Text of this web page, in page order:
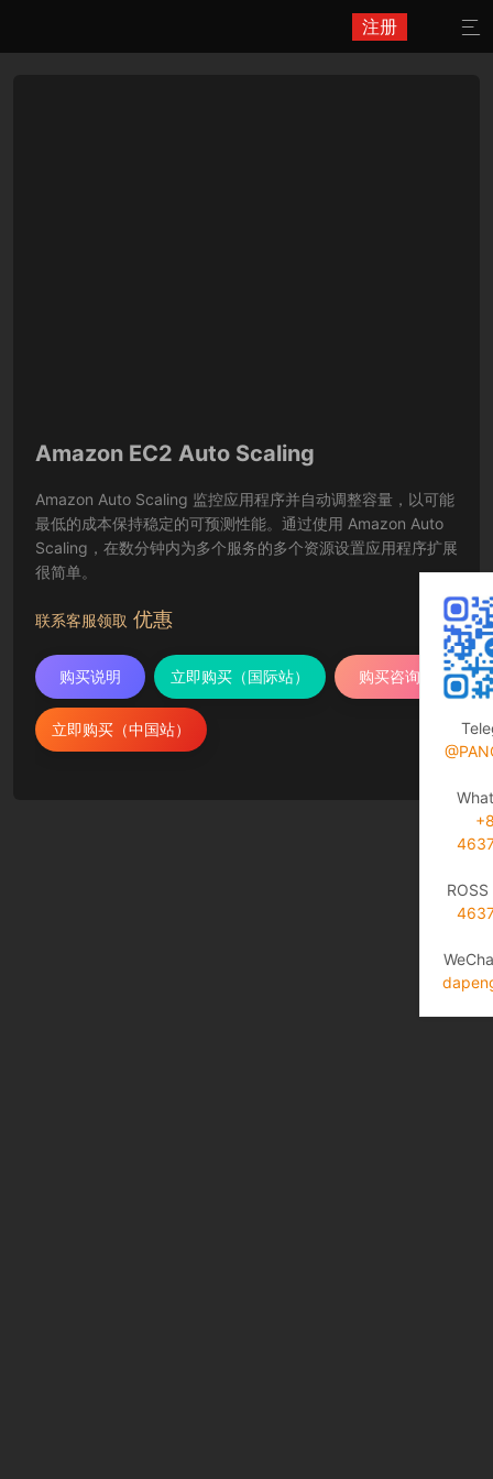
注册 
Amazon EC2 Auto Scaling
Amazon Auto Scaling 监控应用程序并自动调整容量，以可能
最低的成本保持稳定的可预测性能。通过使用 Amazon Auto
Scaling，在数分钟内为多个服务的多个资源设置应用程序扩展
很简单。
联系客服领取 优惠
购买说明 立即购买（国际站） 购买咨询
立即购买（中国站）